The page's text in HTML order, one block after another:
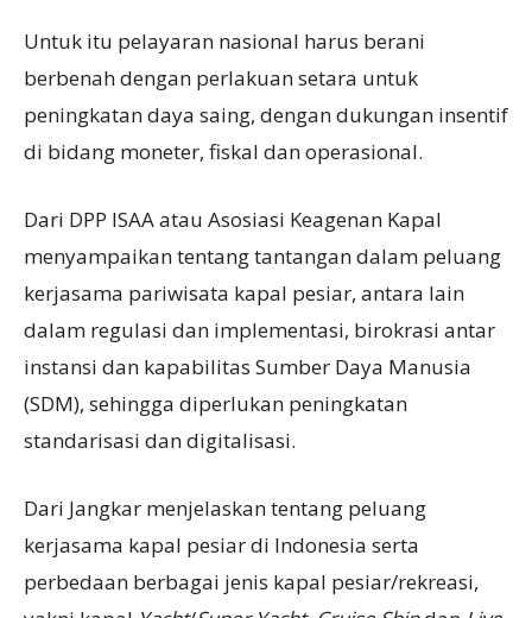
Untuk itu pelayaran nasional harus berani
berbenah dengan perlakuan setara untuk
peningkatan daya saing, dengan dukungan insentif
di bidang moneter, fiskal dan operasional.
Dari DPP ISAA atau Asosiasi Keagenan Kapal
menyampaikan tentang tantangan dalam peluang
kerjasama pariwisata kapal pesiar, antara lain
dalam regulasi dan implementasi, birokrasi antar
instansi dan kapabilitas Sumber Daya Manusia
(SDM), sehingga diperlukan peningkatan
standarisasi dan digitalisasi.
Dari Jangkar menjelaskan tentang peluang
kerjasama kapal pesiar di Indonesia serta
perbedaan berbagai jenis kapal pesiar/rekreasi,